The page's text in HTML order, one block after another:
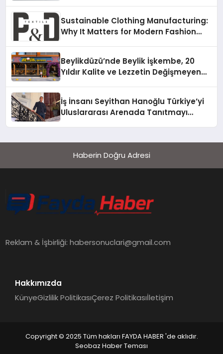
Sustainable Clothing Manufacturing:
Why It Matters for Modern Fashion
Beylikdüzü’nde Beylik İşkembe, 20
Yıldır Kalite ve Lezzetin Değişmeyen
İş İnsanı Seyithan Hanoğlu Türkiye’yi
Uluslararası Arenada Tanıtmayı
Haberin Doğru Adresi
Reklam & İşbirliği:habersonuclari@gmail.com
Hakkımızda
KünyeGizlilik PolitikasıÇerez Politikasıİletişim
Copyright © 2025 Tüm hakları FAYDA HABER 'de aklıdır.
Seobaz Haber Teması